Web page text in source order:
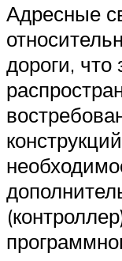
Адресные
дороги, что